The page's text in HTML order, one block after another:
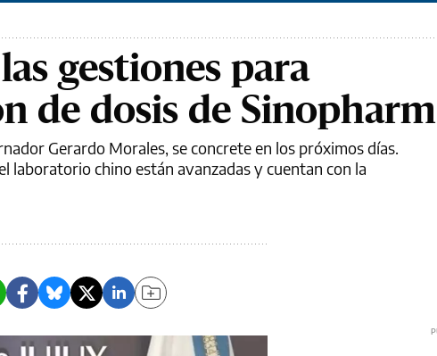
gestiones para
de dosis de Sinopharm
Gerardo Morales, se concrete en los próximos días.
laboratorio chino están avanzadas y cuentan con la